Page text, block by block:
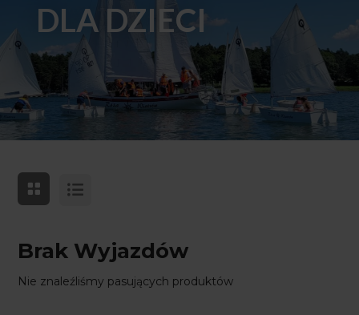
DLA DZIECI
Brak Wyjazdów
Nie znaleźliśmy pasujących produktów